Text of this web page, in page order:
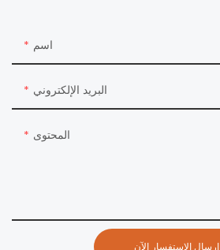
اسم
البريد الإلكتروني
المحتوى
إرسال الاستفسار الآن